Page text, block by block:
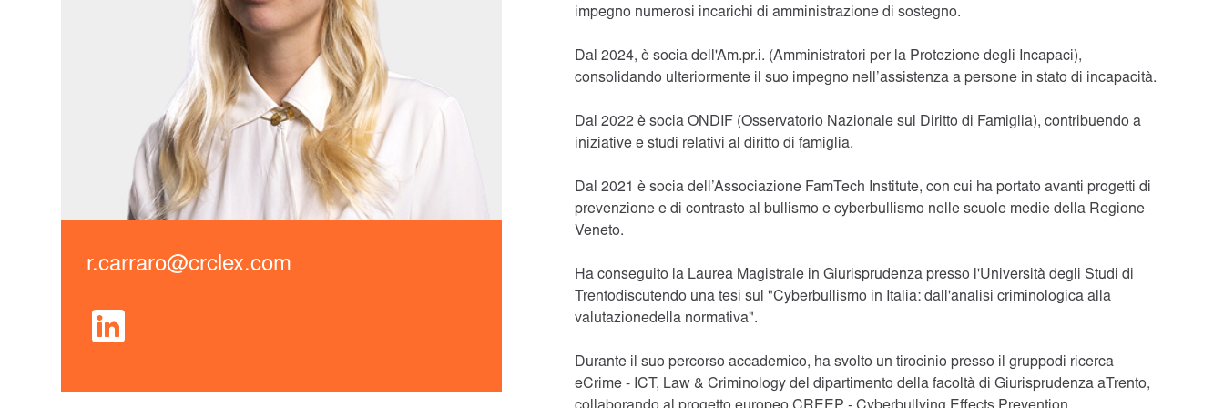
r.carraro@crclex.com
impegno numerosi incarichi di amministrazione di sostegno.
Dal 2024, è socia dell'Am.pr.i. (Amministratori per la Protezione degli Incapaci),
consolidando ulteriormente il suo impegno nell’assistenza a persone in stato di incapacità.
Dal 2022 è socia ONDIF (Osservatorio Nazionale sul Diritto di Famiglia), contribuendo a
iniziative e studi relativi al diritto di famiglia.
Dal 2021 è socia dell’Associazione FamTech Institute, con cui ha portato avanti progetti di
prevenzione e di contrasto al bullismo e cyberbullismo nelle scuole medie della Regione
Veneto.
Ha conseguito la Laurea Magistrale in Giurisprudenza presso l'Università degli Studi di
Trentodiscutendo una tesi sul "Cyberbullismo in Italia: dall'analisi criminologica alla
valutazionedella normativa".
Durante il suo percorso accademico, ha svolto un tirocinio presso il gruppodi ricerca
eCrime - ICT, Law & Criminology del dipartimento della facoltà di Giurisprudenza aTrento,